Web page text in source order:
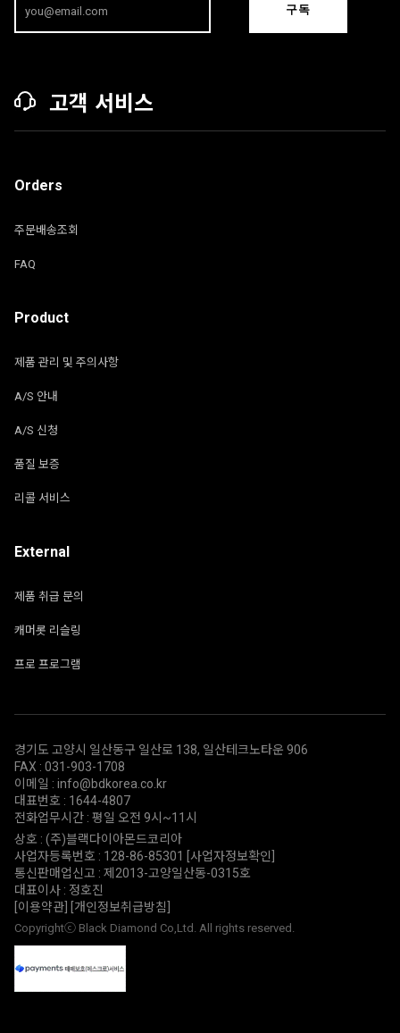
구독
고객 서비스
Orders
주문배송조회
FAQ
Product
제품 관리 및 주의사항
A/S 안내
A/S 신청
품질 보증
리콜 서비스
External
제품 취급 문의
캐머롯 리슬링
프로 프로그램
경기도 고양시 일산동구 일산로 138, 일산테크노타운 906
FAX : 031-903-1708
이메일 : info@bdkorea.co.kr
대표번호 : 1644-4807
전화업무시간 : 평일 오전 9시~11시
상호 : (주)블랙다이아몬드코리아
사업자등록번호 : 128-86-85301
[사업자정보확인]
통신판매업신고 : 제2013-고양일산동-0315호
대표이사 : 정호진
[이용약관]
[개인정보취급방침]
Copyrightⓒ Black Diamond Co,Ltd. All rights reserved.